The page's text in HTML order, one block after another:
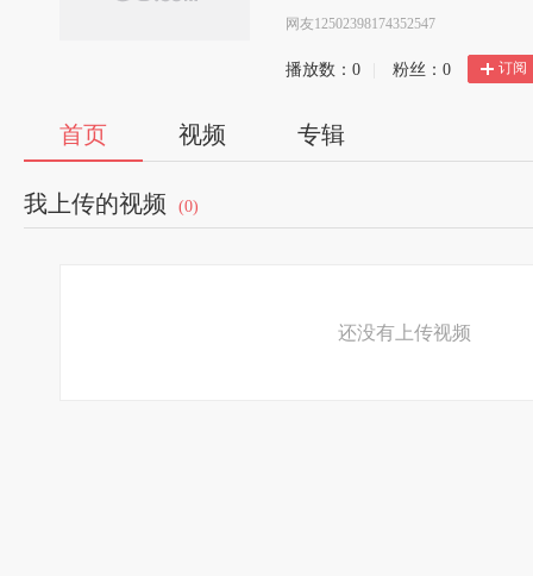
网友12502398174352547
播放数： 0 粉丝： 0 订阅
首页 视频 专辑
我上传的视频 (0)
还没有上传视频